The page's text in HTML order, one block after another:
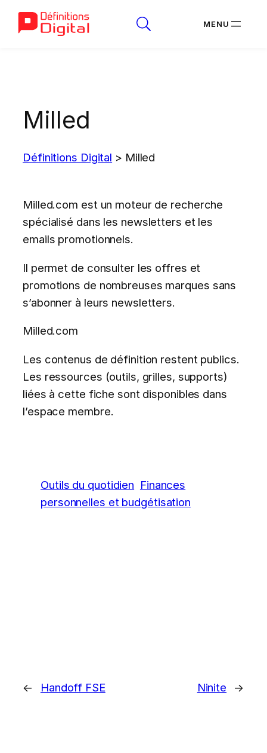
Milled
Définitions Digital > Milled
Milled.com est un moteur de recherche
spécialisé dans les newsletters et les
emails promotionnels.
Il permet de consulter les offres et
promotions de nombreuses marques sans
s’abonner à leurs newsletters.
Milled.com
Les contenus de définition restent publics.
Les ressources (outils, grilles, supports)
liées à cette fiche sont disponibles dans
l’espace membre.
Outils du quotidien Finances
personnelles et budgétisation
← Handoff FSE Ninite →